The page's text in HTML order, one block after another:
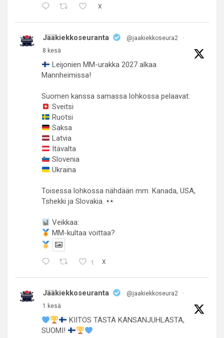
X
Jääkiekkoseuranta @jaakiekkoseura2
·
8 kesä
Leijonien MM-urakka 2027 alkaa
Mannheimissa!
Suomen kanssa samassa lohkossa pelaavat:
Sveitsi
Ruotsi
Saksa
Latvia
Itävalta
Slovenia
Ukraina
Toisessa lohkossa nähdään mm. Kanada, USA,
Tshekki ja Slovakia.
Veikkaa:
MM-kultaa voittaa?
1 X
Jääkiekkoseuranta @jaakiekkoseura2
·
1 kesä
KIITOS TÄSTÄ KANSANJUHLASTA,
SUOMI!